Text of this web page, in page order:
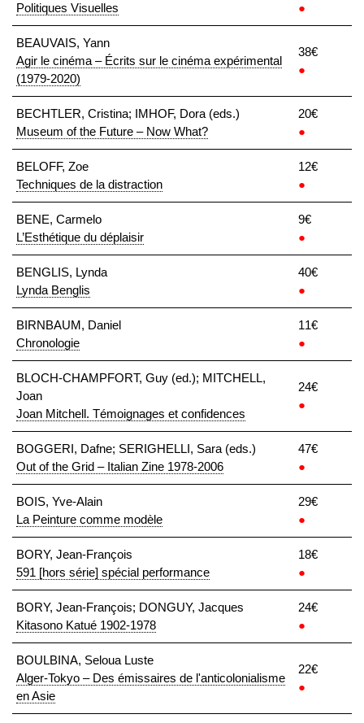
Politiques Visuelles
●
BEAUVAIS, Yann
Agir le cinéma – Écrits sur le cinéma expérimental
(1979-2020)
38€
●
BECHTLER, Cristina; IMHOF, Dora (eds.)
Museum of the Future – Now What?
20€
●
BELOFF, Zoe
Techniques de la distraction
12€
●
BENE, Carmelo
L’Esthétique du déplaisir
9€
●
BENGLIS, Lynda
Lynda Benglis
40€
●
BIRNBAUM, Daniel
Chronologie
11€
●
BLOCH-CHAMPFORT, Guy (ed.); MITCHELL,
Joan
Joan Mitchell. Témoignages et confidences
24€
●
BOGGERI, Dafne; SERIGHELLI, Sara (eds.)
Out of the Grid – Italian Zine 1978-2006
47€
●
BOIS, Yve-Alain
La Peinture comme modèle
29€
●
BORY, Jean-François
591 [hors série] spécial performance
18€
●
BORY, Jean-François; DONGUY, Jacques
Kitasono Katué 1902-1978
24€
●
BOULBINA, Seloua Luste
Alger-Tokyo – Des émissaires de l'anticolonialisme
en Asie
22€
●